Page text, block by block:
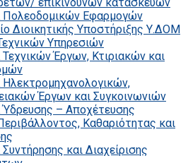
Πολεοδομικών Εφαρμογών
Διοικητικής Υποστήριξης Υ.ΔΟΜ
Υπηρεσιών
Έργων, Κτιριακών και
Ηλεκτρομηχανολογικών,
Έργων και Συγκοινωνιών
Ύδρευσης – Αποχέτευσης
Καθαριότητας και
και Διαχείρισης